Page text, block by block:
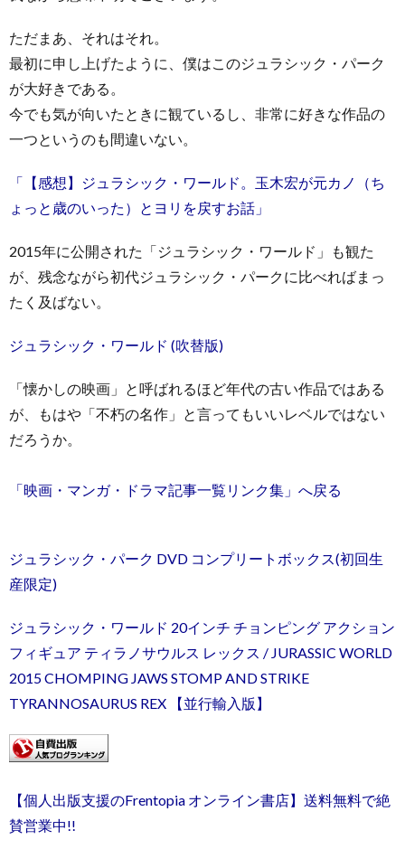
ただまあ、それはそれ。
最初に申し上げたように、僕はこのジュラシック・パーク
が大好きである。
今でも気が向いたときに観ているし、非常に好きな作品の
一つというのも間違いない。
「【感想】ジュラシック・ワールド。玉木宏が元カノ（ち
ょっと歳のいった）とヨリを戻すお話」
2015年に公開された「ジュラシック・ワールド」も観た
が、残念ながら初代ジュラシック・パークに比べればまっ
たく及ばない。
ジュラシック・ワールド (吹替版)
「懐かしの映画」と呼ばれるほど年代の古い作品ではある
が、もはや「不朽の名作」と言ってもいいレベルではない
だろうか。
「映画・マンガ・ドラマ記事一覧リンク集」へ戻る
ジュラシック・パーク DVD コンプリートボックス(初回生
産限定)
ジュラシック・ワールド 20インチ チョンピング アクション
フィギュア ティラノサウルス レックス / JURASSIC WORLD
2015 CHOMPING JAWS STOMP AND STRIKE
TYRANNOSAURUS REX 【並行輸入版】
【個人出版支援のFrentopia オンライン書店】送料無料で絶
賛営業中!!